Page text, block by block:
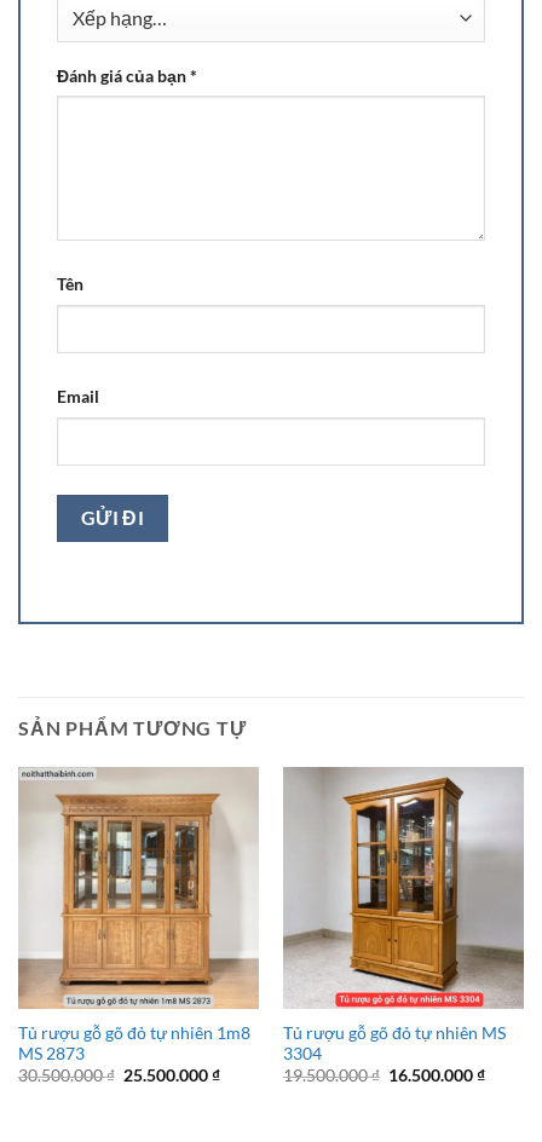
Đánh giá của bạn*
Tên
Email
SẢN PHẨM TƯƠNG TỰ
Tủ rượu gỗ gõ đỏ tự nhiên 1m8
MS 2873
30.500.000₫ Giá
25.500.000₫Giá
Tủ rượu gỗ gõ đỏ tự nhiên MS
3304
19.500.000₫ Giá
16.500.000₫Giá